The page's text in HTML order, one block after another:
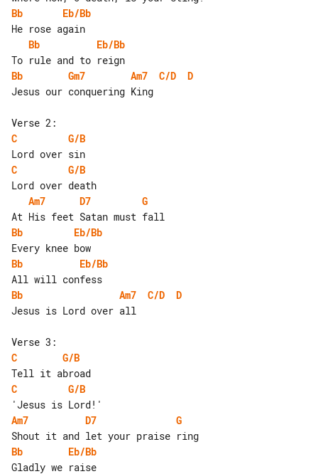
Bb
Eb/Bb
Bb
Eb/Bb
Bb
Gm7 Am7 C/D
D
Jesus our conquering King
C
G/B
C
G/B
Am7
D7
G
Bb
Eb/Bb
Bb
Eb/Bb
Bb
Am7 C/D
D
Jesus is Lord over all
C
G/B
C
G/B
Am7
D7
G
Bb
Eb/Bb